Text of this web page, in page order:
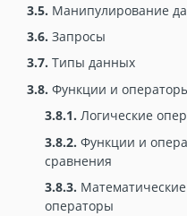
3.5. Манипулирование
3.6. Запросы
3.7. Типы данных
3.8. Функции и
3.8.1. Логические
3.8.2. Функции и
сравнения
3.8.3.
операторы